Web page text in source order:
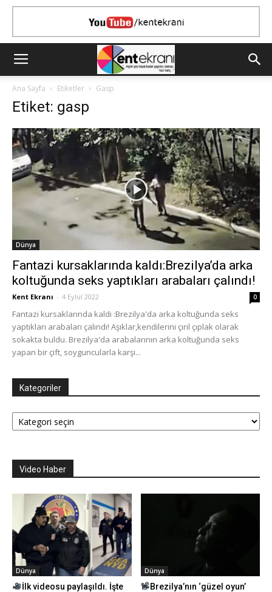
Ana Sayfa Etiketler Gasp
Etiket: gasp
Dünya
Fantazi kursaklarında kaldı:Brezilya’da arka
koltuğunda seks yaptıkları arabaları çalındı!
Kent Ekranı - 4 Eylül 2022 0
Fantazi kursaklarında kaldı :Brezilya'da arka koltuğunda seks
yaptıkları arabaları çalındı! Aşıklar,kendilerini çırıl çıplak olarak
sokakta buldu. Brezilya'da arabalarının arka koltuğunda seks
yapan bir çift, soyguncularla karşı...
Kategoriler
Kategoriler
Video Haber
Dünya
İlk videosu paylaşıldı. İşte
Dünya
Brezilya’nın ‘güzel oyun’